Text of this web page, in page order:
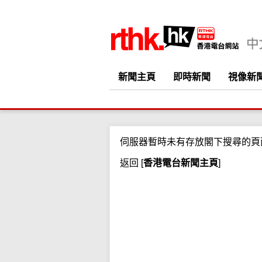
新聞主頁 即時新聞 視像新
伺服器暫時未有存放閣下搜尋的頁
返回 [香港電台新聞主頁]